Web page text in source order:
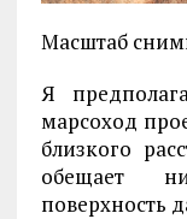
Масштаб
Я
марсоход
близкого
обещает
поверхность